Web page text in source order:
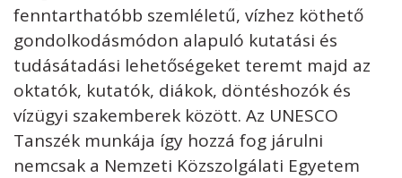
fenntarthatóbb szemléletű, vízhez köthető
gondolkodásmódon alapuló kutatási és
tudásátadási lehetőségeket teremt majd az
oktatók, kutatók, diákok, döntéshozók és
vízügyi szakemberek között. Az UNESCO
Tanszék munkája így hozzá fog járulni
nemcsak a Nemzeti Közszolgálati Egyetem